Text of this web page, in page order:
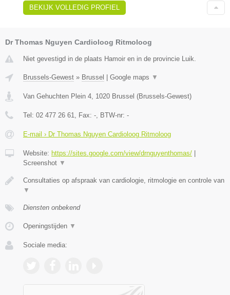
BEKIJK VOLLEDIG PROFIEL
Dr Thomas Nguyen Cardioloog Ritmoloog
Niet gevestigd in de plaats Hamoir en in de provincie Luik.
Brussels-Gewest » Brussel | Google maps ▼
Van Gehuchten Plein 4 1020 Brussel (Brussels-Gewest)
Tel: 02 477 26 61 , Fax: - , BTW-nr: -
E-mail › Dr Thomas Nguyen Cardioloog Ritmoloog
Website: https://sites.google.com/view/drnguyenthomas/ |
Screenshot ▼
Consultaties op afspraak van cardiologie, ritmologie en controle van
▼
Diensten onbekend
Openingstijden ▼
Sociale media: